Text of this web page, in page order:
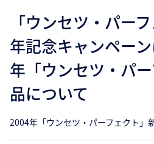
「ウンセツ・パー
年記念キャンペー
年「ウンセツ・パ
品について
2004年「ウンセツ・パーフェクト」